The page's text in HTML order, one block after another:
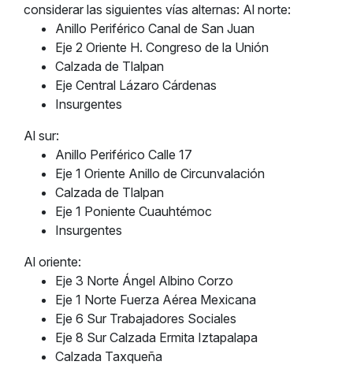
considerar las siguientes vías alternas: Al norte:
Anillo Periférico Canal de San Juan
Eje 2 Oriente H. Congreso de la Unión
Calzada de Tlalpan
Eje Central Lázaro Cárdenas
Insurgentes
Al sur:
Anillo Periférico Calle 17
Eje 1 Oriente Anillo de Circunvalación
Calzada de Tlalpan
Eje 1 Poniente Cuauhtémoc
Insurgentes
Al oriente:
Eje 3 Norte Ángel Albino Corzo
Eje 1 Norte Fuerza Aérea Mexicana
Eje 6 Sur Trabajadores Sociales
Eje 8 Sur Calzada Ermita Iztapalapa
Calzada Taxqueña